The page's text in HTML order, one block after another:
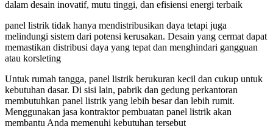
dalam desain inovatif, mutu tinggi, dan efisiensi energi terbaik
panel listrik tidak hanya mendistribusikan daya tetapi juga
melindungi sistem dari potensi kerusakan. Desain yang cermat dapat
memastikan distribusi daya yang tepat dan menghindari gangguan
atau korsleting
Untuk rumah tangga, panel listrik berukuran kecil dan cukup untuk
kebutuhan dasar. Di sisi lain, pabrik dan gedung perkantoran
membutuhkan panel listrik yang lebih besar dan lebih rumit.
Menggunakan jasa kontraktor pembuatan panel listrik akan
membantu Anda memenuhi kebutuhan tersebut